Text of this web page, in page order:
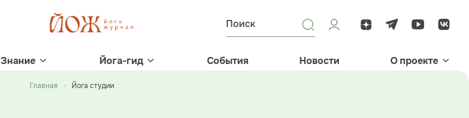
Знание Йога-гид События Новости О проекте
Главная Йога студии